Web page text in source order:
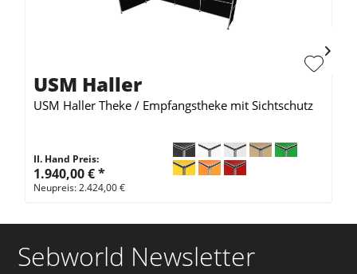
USM Haller
USM Haller Theke / Empfangstheke mit Sichtschutz
II. Hand Preis:
1.940,00 €*
Neupreis: 2.424,00 €
Sebworld Newsletter